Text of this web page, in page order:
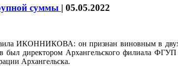
суммы | 05.05.2022
ИКОННИКОВА: он признан виновным в
директором Архангельского филиала
Архангельска.